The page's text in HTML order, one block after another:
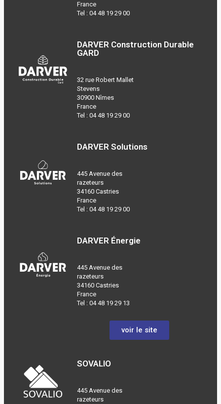
France
Tel :04 48 19 29 00
DARVER Construction Durable
GARD
32 rue Robert Mallet
Stevens
30900 Nîmes
France
Tel :04 48 19 29 00
DARVER Solutions
445 Avenue des
razeteurs
34160 Castries
France
Tel :04 48 19 29 00
DARVER Énergie
445 Avenue des
razeteurs
34160 Castries
France
Tel :04 48 19 29 13
voir le site
SOVALIO
445 Avenue des
razeteurs